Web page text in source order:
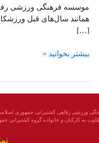
موسسه فرهنگی ورزشی
[…]
بیشتر بخوانید »
ورزشی رفاهی کشتیرانی جمهوری اسلامی
به كاركنان و خانواده گروه کشتیرانی